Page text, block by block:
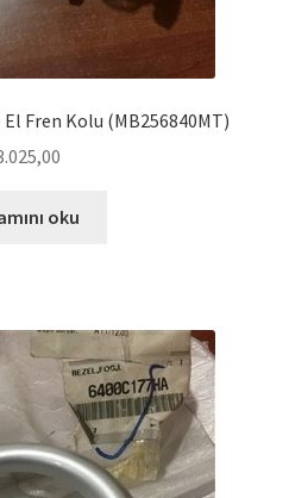
Fren Kolu (MB256840MT)
oku